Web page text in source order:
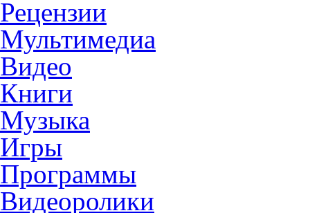
Рецензии
Мультимедиа
Видео
Книги
Музыка
Игры
Программы
Видеоролики